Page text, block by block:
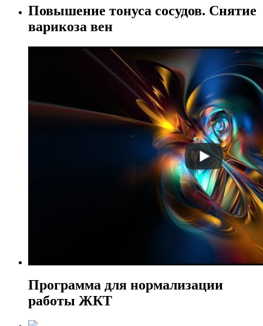
Повышение тонуса сосудов. Снятие
варикоза вен
Программа для нормализации
работы ЖКТ